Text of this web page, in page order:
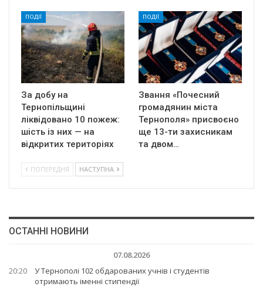
ПОДІЇ
За добу на
Тернопільщині
ліквідовано 10 пожеж:
шість із них — на
відкритих територіях
ПОДІЇ
Звання «Почесний
громадянин міста
Тернополя» присвоєно
ще 13-ти захисникам
та двом…
ПОПЕРЕДНЯ НАСТУПНА
ОСТАННІ НОВИНИ
07.08.2026
20:20
У Тернополі 102 обдарованих учнів і студентів
отримають іменні стипендії